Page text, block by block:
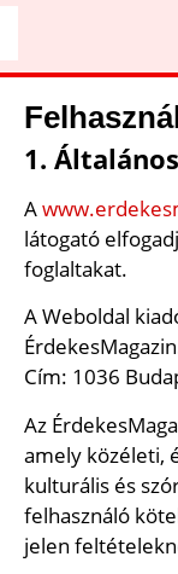
1.
A
látogató
foglaltakat.
A Weboldal
Cím: 1036
Az
amely közéleti,
kulturális és
felhasználó
jelen